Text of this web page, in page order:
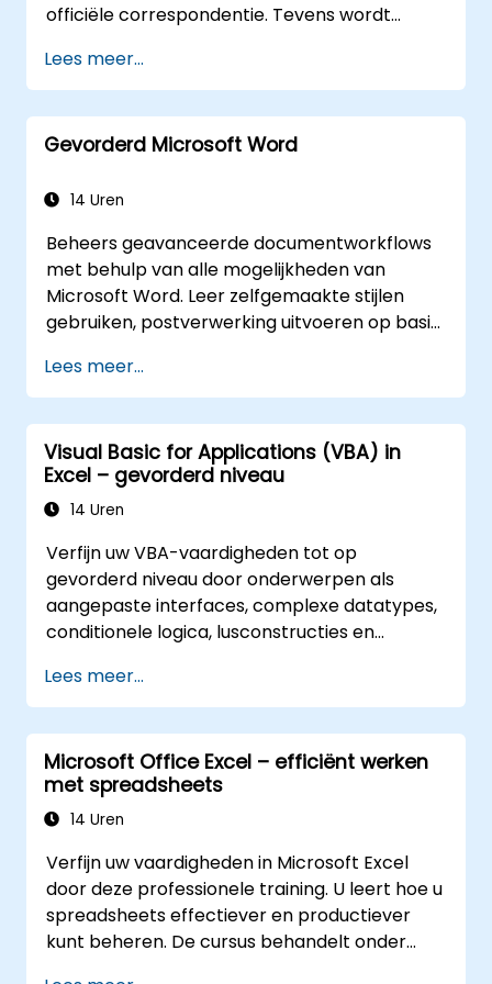
officiële correspondentie. Tevens wordt
effectief kunnen worden ingezet om
informatie duidelijk en transparant over te
brengen, ongeacht of het gaat om korte of
langere documenten.
Lees meer...
Gevorderd Microsoft Word
14 Uren
Beheers geavanceerde documentworkflows
met behulp van alle mogelijkheden van
Microsoft Word. Leer zelfgemaakte stijlen
gebruiken, postverwerking uitvoeren op basis
sjablonen ontwikkelen. Deelnemers krijgen
inzicht in lay-outbeheer per sectie, het
dynamisch genereren van inhoudsopgaven
en registers, het invoegen van hyperlinks en
contentcontrols, evenals het vergelijken van
documentversies en het volgen van
professionals voor op het ontwerpen van
geautomatiseerde rapportagesystemen,
bedrijfsbrede standaardsjablonen, gekruist
geciteerde documenten en workflows die
integreren met SharePoint.
Lees meer...
Visual Basic for Applications (VBA) in
Excel – gevorderd niveau
14 Uren
Verfijn uw VBA-vaardigheden tot op
gevorderd niveau door onderwerpen als
aangepaste interfaces, complexe datatypes,
conditionele logica, lusconstructies en
behandelen. Deze praktijkgerichte Excel VBA-
training richt zich op robuust foutbeheer,
optimalisatie van prestaties, het maken van
eigen UserForms en het automatiseren van
workflows via reële oefeningen – waarmee
een brug wordt geslagen tussen eenvoudige
automatiseringsoplossingen voor data-
analisten, rapportageprofessionals en
zakelijke gebruikers die behoefte hebben aan
krachtige spreadsheetfunctionaliteiten.
Lees meer...
Microsoft Office Excel – efficiënt werken
met spreadsheets
14 Uren
Verfijn uw vaardigheden in Microsoft Excel
door deze professionele training. U leert hoe u
spreadsheets effectiever en productiever
kunt beheren. De cursus behandelt onder